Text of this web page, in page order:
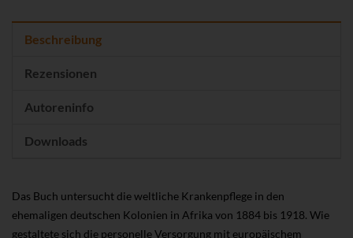
Beschreibung
Rezensionen
Autoreninfo
Downloads
Das Buch untersucht die weltliche Krankenpflege in den
ehemaligen deutschen Kolonien in Afrika von 1884 bis 1918. Wie
gestaltete sich die personelle Versorgung mit europäischem